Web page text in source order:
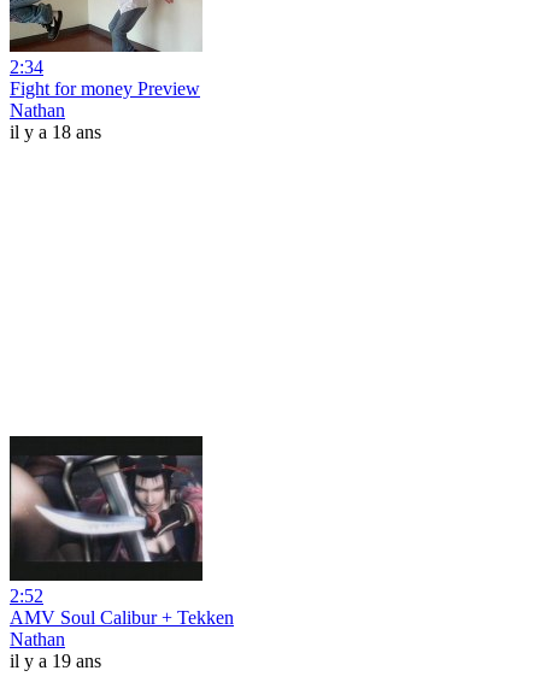
2:34
Fight for money Preview
Nathan
il y a 18 ans
2:52
AMV Soul Calibur + Tekken
Nathan
il y a 19 ans